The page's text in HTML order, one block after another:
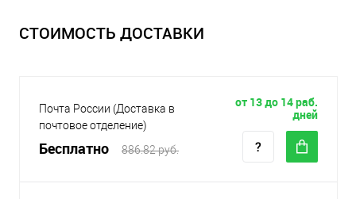
СТОИМОСТЬ ДОСТАВКИ
Почта России (Доставка в
почтовое отделение)
Бесплатно 886.82 руб.
от 13 до 14 раб.
дней